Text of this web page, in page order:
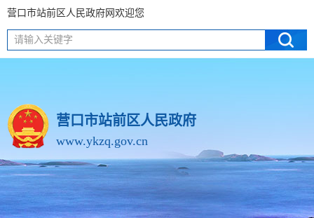
营口市站前区人民政府网欢迎您
请输入关键字
营口市站前区人民政府
www.ykzq.gov.cn